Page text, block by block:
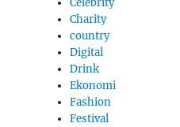
Celebrity
Charity
country
Digital
Drink
Ekonomi
Fashion
Festival